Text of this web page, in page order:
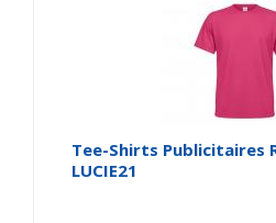
Tee-Shirts Publicitaires
LUCIE21